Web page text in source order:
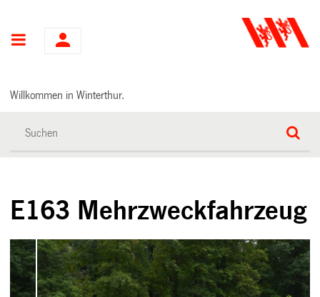
Hauptnavigation
Willkommen in Winterthur.
E163 Mehrzweckfahrzeug